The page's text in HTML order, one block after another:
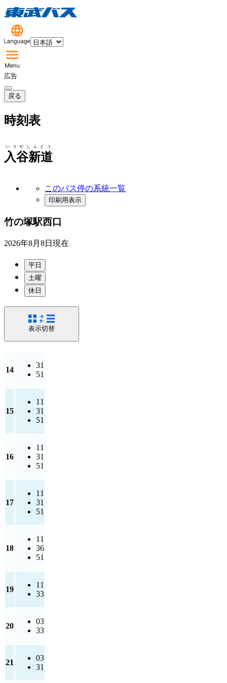
広告
戻る
時刻表
入谷新道
いりやしんどう
このバス停の系統一覧
印刷用表示
竹の塚駅西口
2026年8月8日 現在
平日
土曜
休日
表示切替
14
31
51
15
11
31
51
16
11
31
51
17
11
31
51
18
11
36
51
19
11
33
20
03
33
21
03
31